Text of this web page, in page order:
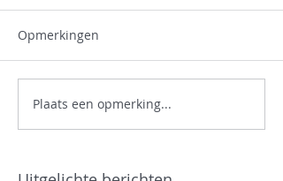
Opmerkingen
Plaats een opmerking...